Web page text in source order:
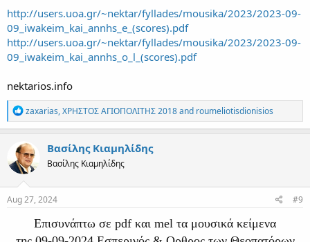
http://users.uoa.gr/~nektar/fyllades/mousika/2023/2023-09-
09_iwakeim_kai_annhs_e_(scores).pdf
http://users.uoa.gr/~nektar/fyllades/mousika/2023/2023-09-
09_iwakeim_kai_annhs_o_l_(scores).pdf
nektarios.info
R
e
a
c
t
i
o
n
s
zaxarias,ΧΡΗΣΤΟΣ ΑΓΙΟΠΟΛΙΤΗΣ 2018and roumeliotisdionisios
Βασίλης Κιαμηλίδης
Βασίλης Κιαμηλίδης
Aug 27, 2024 #9
Επισυνάπτω σε pdf και mel τα μουσικά κείμενα